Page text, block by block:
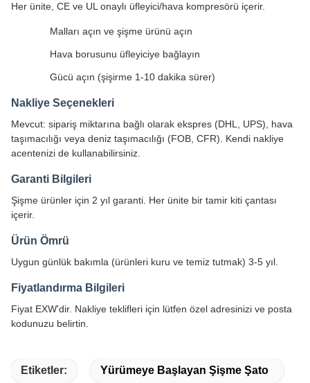
Her ünite, CE ve UL onaylı üfleyici/hava kompresörü içerir.
Malları açın ve şişme ürünü açın
Hava borusunu üfleyiciye bağlayın
Gücü açın (şişirme 1-10 dakika sürer)
Nakliye Seçenekleri
Mevcut: sipariş miktarına bağlı olarak ekspres (DHL, UPS), hava
taşımacılığı veya deniz taşımacılığı (FOB, CFR). Kendi nakliye
acentenizi de kullanabilirsiniz.
Garanti Bilgileri
Şişme ürünler için 2 yıl garanti. Her ünite bir tamir kiti çantası
içerir.
Ürün Ömrü
Uygun günlük bakımla (ürünleri kuru ve temiz tutmak) 3-5 yıl.
Fiyatlandırma Bilgileri
Fiyat EXW'dir. Nakliye teklifleri için lütfen özel adresinizi ve posta
kodunuzu belirtin.
Etiketler: Yürümeye Başlayan Şişme Şato